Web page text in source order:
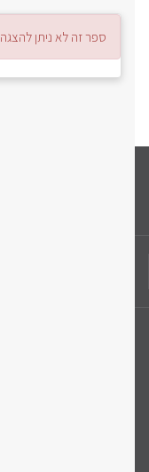
ספר זה לא ניתן להצגה